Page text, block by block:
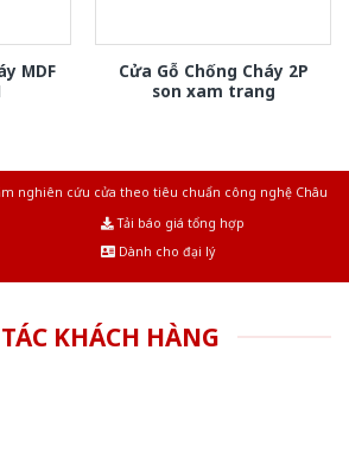
MDF
Cửa Gỗ Chống Cháy 2P
son xam trang
nghiên cứu cửa theo tiêu chuẩn công nghệ Châu
Tải báo giá tổng hợp
Dành cho đại lý
KHÁCH HÀNG